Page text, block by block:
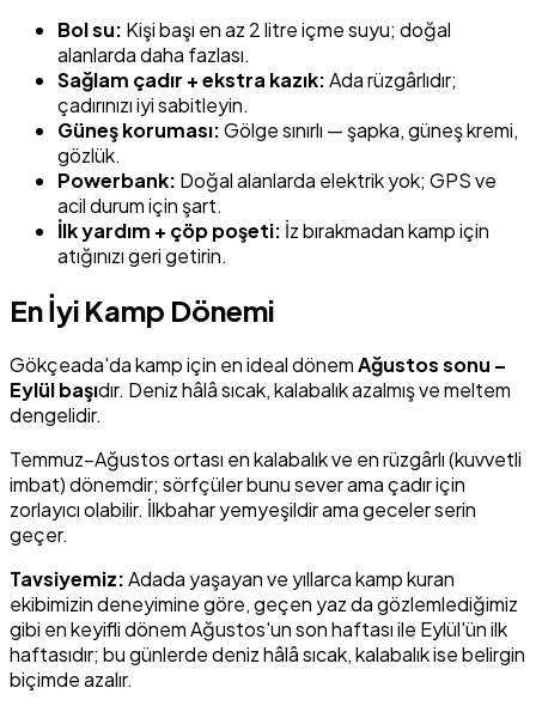
Bol su: Kişi başı en az 2 litre içme suyu; doğal
alanlarda daha fazlası.
Sağlam çadır + ekstra kazık:Ada rüzgârlıdır;
çadırınızı iyi sabitleyin.
Güneş koruması:Gölge sınırlı — şapka, güneş kremi,
gözlük.
Powerbank: Doğal alanlarda elektrik yok; GPS ve
acil durum için şart.
İlk yardım + çöp poşeti: İz bırakmadan kamp için
atığınızı geri getirin.
En İyi Kamp Dönemi
Gökçeada'da kamp için en ideal dönemAğustos sonu –
Eylül başıdır. Deniz hâlâ sıcak, kalabalık azalmış ve meltem
dengelidir.
Temmuz–Ağustos ortası en kalabalık ve en rüzgârlı (kuvvetli
imbat) dönemdir; sörfçüler bunu sever ama çadır için
zorlayıcı olabilir. İlkbahar yemyeşildir ama geceler serin
geçer.
Tavsiyemiz:Adada yaşayan ve yıllarca kamp kuran
ekibimizin deneyimine göre, geçen yaz da gözlemlediğimiz
gibi en keyifli dönem Ağustos'un son haftası ile Eylül'ün ilk
haftasıdır; bu günlerde deniz hâlâ sıcak, kalabalık ise belirgin
biçimde azalır.